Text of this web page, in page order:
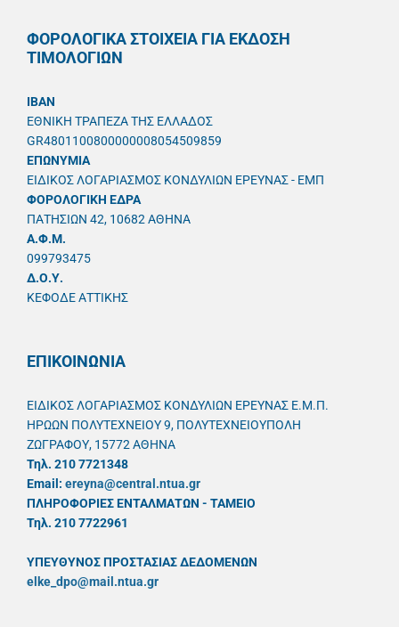
ΦΟΡΟΛΟΓΙΚΑ ΣΤΟΙΧΕΙΑ ΓΙΑ ΕΚΔΟΣΗ
ΤΙΜΟΛΟΓΙΩΝ
IBAN
ΕΘΝΙΚΗ ΤΡΑΠΕΖΑ ΤΗΣ ΕΛΛΑΔΟΣ
GR4801100800000008054509859
ΕΠΩΝΥΜΙΑ
ΕΙΔΙΚΟΣ ΛΟΓΑΡΙΑΣΜΟΣ ΚΟΝΔΥΛΙΩΝ ΕΡΕΥΝΑΣ - ΕΜΠ
ΦΟΡΟΛΟΓΙΚΗ ΕΔΡΑ
ΠΑΤΗΣΙΩΝ 42, 10682 ΑΘΗΝΑ
A.Φ.Μ.
099793475
Δ.Ο.Υ.
ΚΕΦΟΔΕ ΑΤΤΙΚΗΣ
ΕΠΙΚΟΙΝΩΝΙΑ
ΕΙΔΙΚΟΣ ΛΟΓΑΡΙΑΣΜΟΣ ΚΟΝΔΥΛΙΩΝ ΕΡΕΥΝΑΣ Ε.Μ.Π.
ΗΡΩΩΝ ΠΟΛΥΤΕΧΝΕΙΟΥ 9, ΠΟΛΥΤΕΧΝΕΙΟΥΠΟΛΗ
ΖΩΓΡΑΦΟΥ, 15772 ΑΘΗΝΑ
Τηλ. 210 7721348
Email: ereyna@central.ntua.gr
ΠΛΗΡΟΦΟΡΙΕΣ ΕΝΤΑΛΜΑΤΩΝ - ΤΑΜΕΙΟ
Τηλ. 210 7722961
ΥΠΕΥΘYΝΟΣ ΠΡΟΣΤΑΣΙΑΣ ΔΕΔΟΜΕΝΩΝ
elke_dpo@mail.ntua.gr